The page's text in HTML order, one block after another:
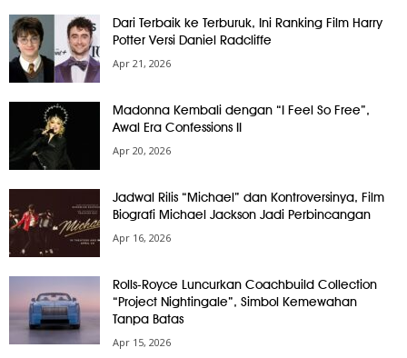
Dari Terbaik ke Terburuk, Ini Ranking Film Harry
Potter Versi Daniel Radcliffe
Apr 21, 2026
Madonna Kembali dengan “I Feel So Free”,
Awal Era Confessions II
Apr 20, 2026
Jadwal Rilis “Michael” dan Kontroversinya, Film
Biografi Michael Jackson Jadi Perbincangan
Apr 16, 2026
Rolls-Royce Luncurkan Coachbuild Collection
“Project Nightingale”, Simbol Kemewahan
Tanpa Batas
Apr 15, 2026